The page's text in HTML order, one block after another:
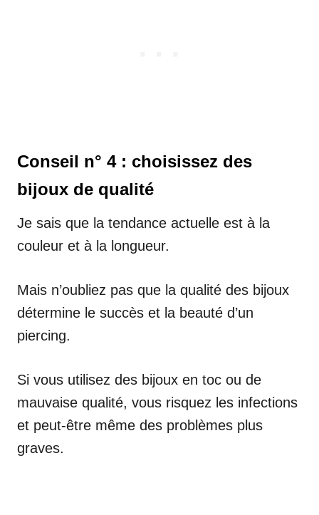
Conseil n° 4 : choisissez des
bijoux de qualité
Je sais que la tendance actuelle est à la
couleur et à la longueur.
Mais n’oubliez pas que la qualité des bijoux
détermine le succès et la beauté d’un
piercing.
Si vous utilisez des bijoux en toc ou de
mauvaise qualité, vous risquez les infections
et peut-être même des problèmes plus
graves.